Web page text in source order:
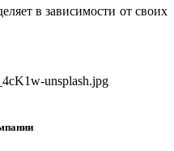
в зависимости от своих